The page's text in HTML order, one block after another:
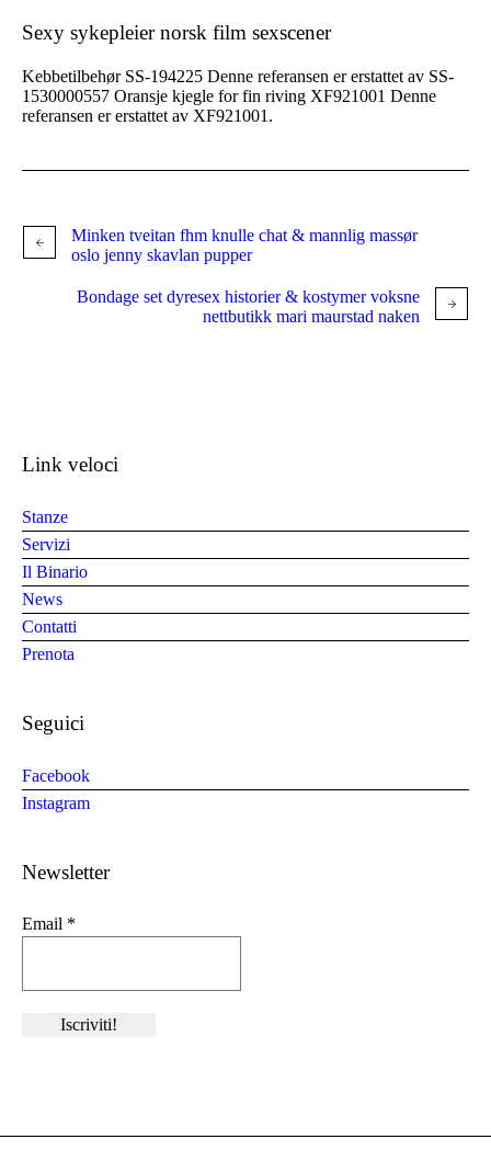
Sexy sykepleier norsk film sexscener
Kebbetilbehør SS-194225 Denne referansen er erstattet av SS-
1530000557 Oransje kjegle for fin riving XF921001 Denne
referansen er erstattet av XF921001.
Minken tveitan fhm knulle chat & mannlig massør
oslo jenny skavlan pupper
Bondage set dyresex historier & kostymer voksne
nettbutikk mari maurstad naken
Link veloci
Stanze
Servizi
Il Binario
News
Contatti
Prenota
Seguici
Facebook
Instagram
Newsletter
Email *